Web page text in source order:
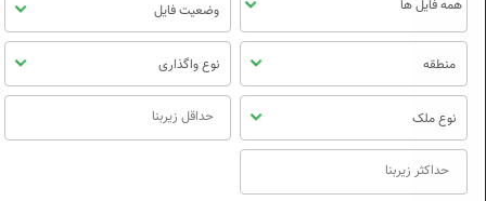
وضعیت فایل
منطقه نوع واگذاری
نوع ملک